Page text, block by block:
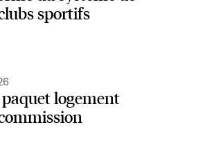
sportifs
logement